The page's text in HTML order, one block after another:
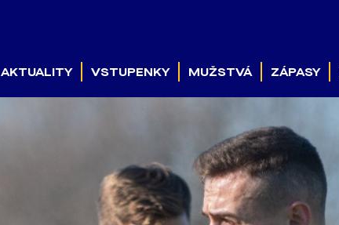
AKTUALITY VSTUPENKY MUŽSTVÁ ZÁPASY